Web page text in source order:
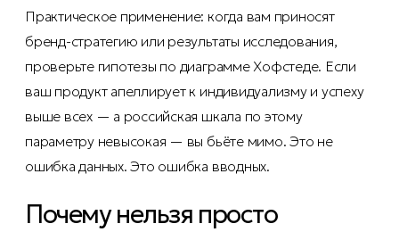
Практическое применение: когда вам приносят
бренд-стратегию или результаты исследования,
проверьте гипотезы по диаграмме Хофстеде. Если
ваш продукт апеллирует к индивидуализму и успеху
выше всех — а российская шкала по этому
параметру невысокая — вы бьёте мимо. Это не
ошибка данных. Это ошибка вводных.
Почему нельзя просто